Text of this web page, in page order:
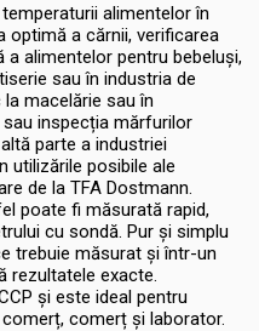
alimentelor în
optimă a cărnii, verificarea
alimentelor pentru bebeluși,
sau în industria de
macelărie sau în
inspecția mărfurilor
parte a industriei
utilizările posibile ale
de la TFA Dostmann.
poate fi măsurată rapid,
cu sondă. Pur și simplu
trebuie măsurat și într-un
rezultatele exacte.
și este ideal pentru
comerț și laborator.